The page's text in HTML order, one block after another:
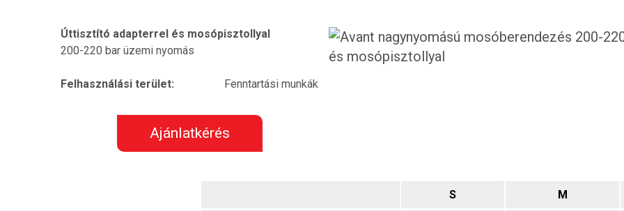
Úttisztító adapterrel és mosópisztollyal
200-220 bar üzemi nyomás
Felhasználási terület: Fenntartási munkák
Ajánlatkérés
S M